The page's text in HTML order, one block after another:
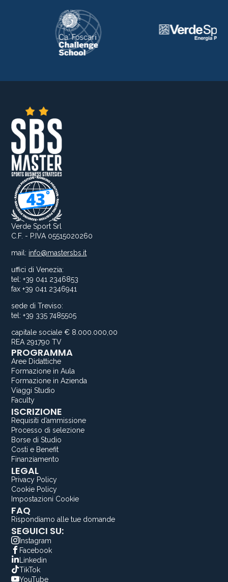
Verde Sport Srl
C.F. - P.IVA 05515020260
mail: info@mastersbs.it
uffici di Venezia:
tel: +39 041 2346853
fax +39 041 2346941
sede di Treviso:
tel: +39 335 7485505
capitale sociale € 8.000.000,00
REA 291790 TV
PROGRAMMA
Aree Didattiche
Formazione in Aula
Formazione in Azienda
Viaggi Studio
Faculty
ISCRIZIONE
Requisiti d’ammissione
Processo di selezione
Borse di Studio
Costi e Benefit
Finanziamento
LEGAL
Privacy Policy
Cookie Policy
Impostazioni Cookie
FAQ
Rispondiamo alle tue domande
SEGUICI SU:
Instagram
Facebook
Linkedin
TikTok
YouTube